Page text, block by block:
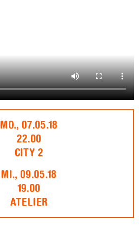
MO., 07.05.18
22.00
CITY 2
MI., 09.05.18
19.00
ATELIER